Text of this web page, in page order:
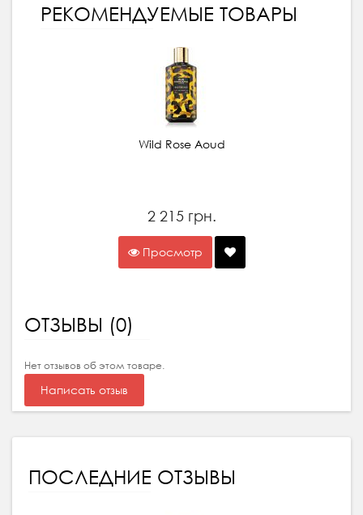
РЕКОМЕНДУЕМЫЕ ТОВАРЫ
Wild Rose Aoud
2 215 грн.
Просмотр
ОТЗЫВЫ (0)
Нет отзывов об этом товаре.
Написать отзыв
ПОСЛЕДНИЕ ОТЗЫВЫ